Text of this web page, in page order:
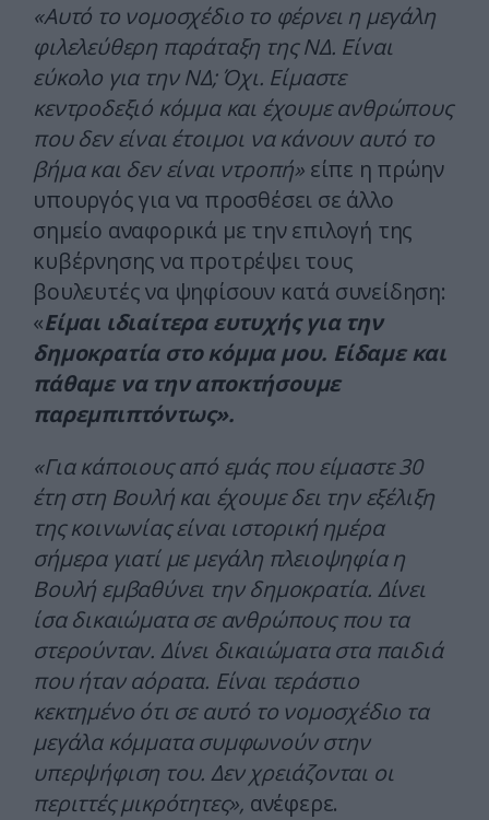
«Αυτό το νομοσχέδιο το φέρνει η μεγάλη
φιλελεύθερη παράταξη της ΝΔ. Είναι
εύκολο για την ΝΔ; Όχι. Είμαστε
κεντροδεξιό κόμμα και έχουμε ανθρώπους
που δεν είναι έτοιμοι να κάνουν αυτό το
βήμα και δεν είναι ντροπή»είπε η πρώην
υπουργός για να προσθέσει σε άλλο
σημείο αναφορικά με την επιλογή της
κυβέρνησης να προτρέψει τους
βουλευτές να ψηφίσουν κατά συνείδηση:
«Είμαι ιδιαίτερα ευτυχής για την
δημοκρατία στο κόμμα μου. Είδαμε και
πάθαμε να την αποκτήσουμε
παρεμπιπτόντως».
«Για κάποιους από εμάς που είμαστε 30
έτη στη Βουλή και έχουμε δει την εξέλιξη
της κοινωνίας είναι ιστορική ημέρα
σήμερα γιατί με μεγάλη πλειοψηφία η
Βουλή εμβαθύνει την δημοκρατία. Δίνει
ίσα δικαιώματα σε ανθρώπους που τα
στερούνταν. Δίνει δικαιώματα στα παιδιά
που ήταν αόρατα. Είναι τεράστιο
κεκτημένο ότι σε αυτό το νομοσχέδιο τα
μεγάλα κόμματα συμφωνούν στην
υπερψήφιση του. Δεν χρειάζονται οι
περιττές μικρότητες», ανέφερε.